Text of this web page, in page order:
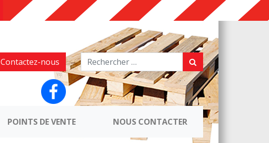
Contactez-nous
POINTS DE VENTE NOUS CONTACTER